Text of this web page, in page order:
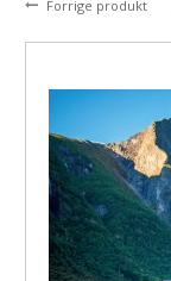
Forrige produkt